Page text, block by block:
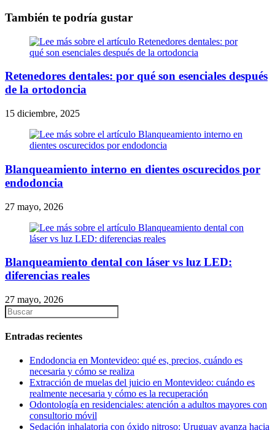
También te podría gustar
Retenedores dentales: por qué son esenciales después
de la ortodoncia
15 diciembre, 2025
Blanqueamiento interno en dientes oscurecidos por
endodoncia
27 mayo, 2026
Blanqueamiento dental con láser vs luz LED:
diferencias reales
27 mayo, 2026
Entradas recientes
Endodoncia en Montevideo: qué es, precios, cuándo es
necesaria y cómo se realiza
Extracción de muelas del juicio en Montevideo: cuándo es
realmente necesaria y cómo es la recuperación
Odontología en residenciales: atención a adultos mayores con
consultorio móvil
Sedación inhalatoria con óxido nitroso: Uruguay avanza hacia